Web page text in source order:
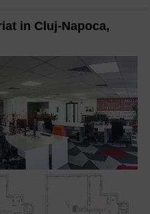
in Cluj-Napoca,